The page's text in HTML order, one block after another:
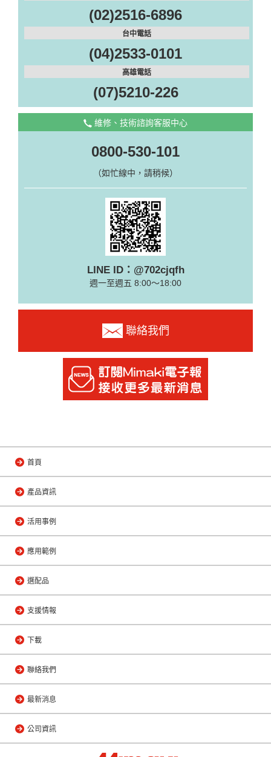
(02)2516-6896
台中電話
(04)2533-0101
高雄電話
(07)5210-226
維修、技術諮詢客服中心
0800-530-101
（如忙線中，請稍候）
LINE ID：@702cjqfh
週一至週五 8:00～18:00
聯絡我們
首頁
產品資訊
活用事例
應用範例
選配品
支援情報
下載
聯絡我們
最新消息
公司資訊